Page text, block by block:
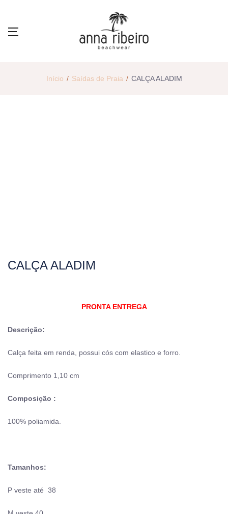
Início Saídas de Praia CALÇA ALADIM
CALÇA ALADIM
PRONTA ENTREGA
Descrição:
Calça feita em renda, possui cós com elastico e forro.
Comprimento 1,10 cm
Composição :
100% poliamida.
Tamanhos:
P veste até 38